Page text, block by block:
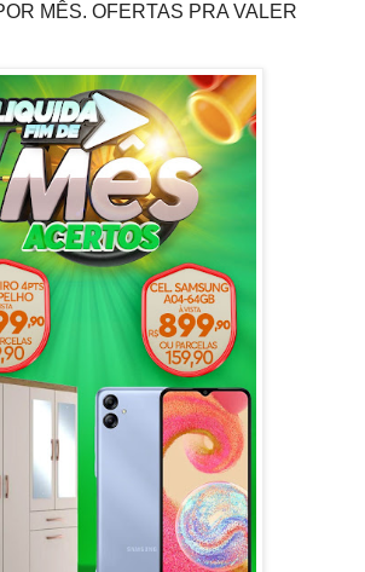
MÊS. OFERTAS PRA VALER